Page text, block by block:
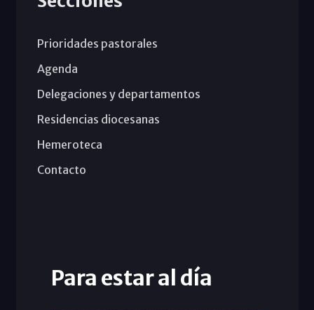
Prioridades pastorales
Agenda
Delegaciones y departamentos
Residencias diocesanas
Hemeroteca
Contacto
Para estar al día